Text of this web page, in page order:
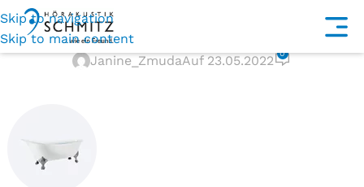
Skip to navigation
Skip to main content
Janine_ZmudaAuf 23.05.2022 0